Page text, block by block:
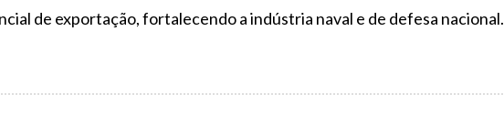
de exportação, fortalecendo a indústria naval e de defesa nacional.